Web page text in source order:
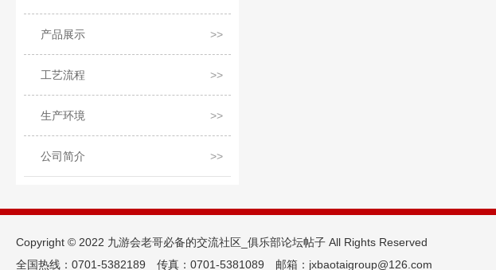
产品展示
工艺流程
生产环境
公司简介
Copyright © 2022 九游会老哥必备的交流社区_俱乐部论坛帖子 All Rights Reserved
全国热线：0701-5382189 传真：0701-5381089 邮箱：jxbaotaigroup@126.com